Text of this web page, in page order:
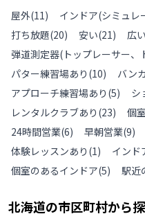
屋外(11) インドア(シミュレ
打ち放題(20) 安い(21) 広
弾道測定器(トップレーサー、
パター練習場あり (10) バン
アプローチ練習場あり (5) シ
レンタルクラブあり (23) 個
24時間営業(6) 早朝営業(9)
体験レッスンあり (1) インド
個室のあるインドア(5) 駅近
北海道の市区町村から